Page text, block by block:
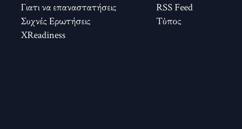
Γιατι να επαναστατήσεις
Συχνές Ερωτήσεις
XReadiness
RSS Feed
Τύπος